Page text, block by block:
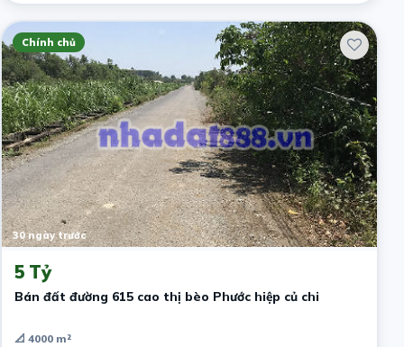
Chính chủ
30 ngày trước
5 Tỷ
Bán đất đường 615 cao thị bèo Phước hiệp củ chi
📐 4000 m²